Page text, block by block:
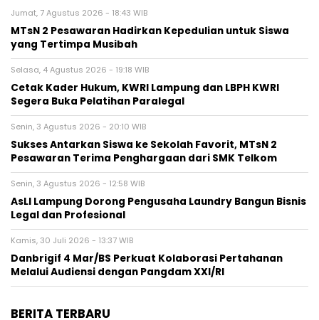
Jumat, 7 Agustus 2026 - 18:43 WIB
MTsN 2 Pesawaran Hadirkan Kepedulian untuk Siswa
yang Tertimpa Musibah
Selasa, 4 Agustus 2026 - 19:18 WIB
Cetak Kader Hukum, KWRI Lampung dan LBPH KWRI
Segera Buka Pelatihan Paralegal
Senin, 3 Agustus 2026 - 20:10 WIB
Sukses Antarkan Siswa ke Sekolah Favorit, MTsN 2
Pesawaran Terima Penghargaan dari SMK Telkom
Senin, 3 Agustus 2026 - 12:58 WIB
AsLI Lampung Dorong Pengusaha Laundry Bangun Bisnis
Legal dan Profesional
Kamis, 30 Juli 2026 - 13:37 WIB
Danbrigif 4 Mar/BS Perkuat Kolaborasi Pertahanan
Melalui Audiensi dengan Pangdam XXI/RI
BERITA TERBARU